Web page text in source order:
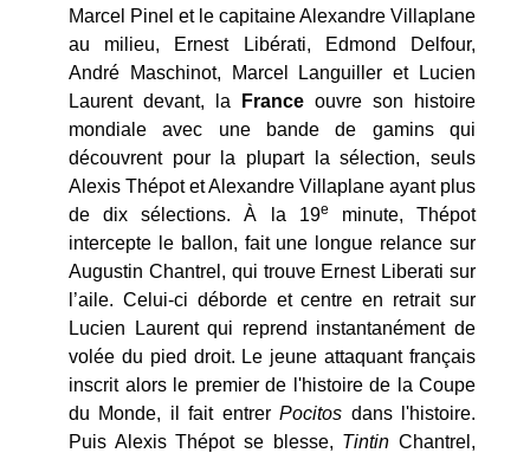
Marcel Pinel et le capitaine Alexandre Villaplane
au milieu, Ernest Libérati, Edmond Delfour,
André Maschinot, Marcel Languiller et Lucien
Laurent devant, la
France ouvre son histoire
mondiale avec une bande de gamins qui
découvrent pour la plupart la sélection, seuls
Alexis Thépot et Alexandre Villaplane ayant plus
de dix sélections. À la 19e
minute, Thépot
intercepte le ballon, fait une longue relance sur
Augustin Chantrel, qui trouve Ernest Liberati sur
l’aile. Celui-ci déborde et centre en retrait sur
Lucien Laurent qui reprend instantanément de
volée du pied droit. Le jeune attaquant français
inscrit alors le premier de l'histoire de la Coupe
du Monde, il fait entrerPocitos dans l'histoire.
Puis Alexis Thépot se blesse, TintinChantrel,